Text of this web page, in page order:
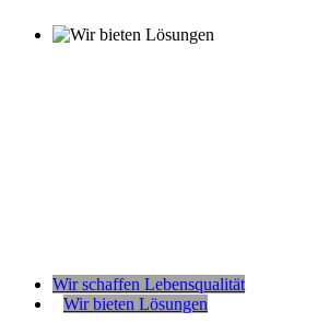
Wir schaffen Lebensqualität
Wir bieten Lösungen